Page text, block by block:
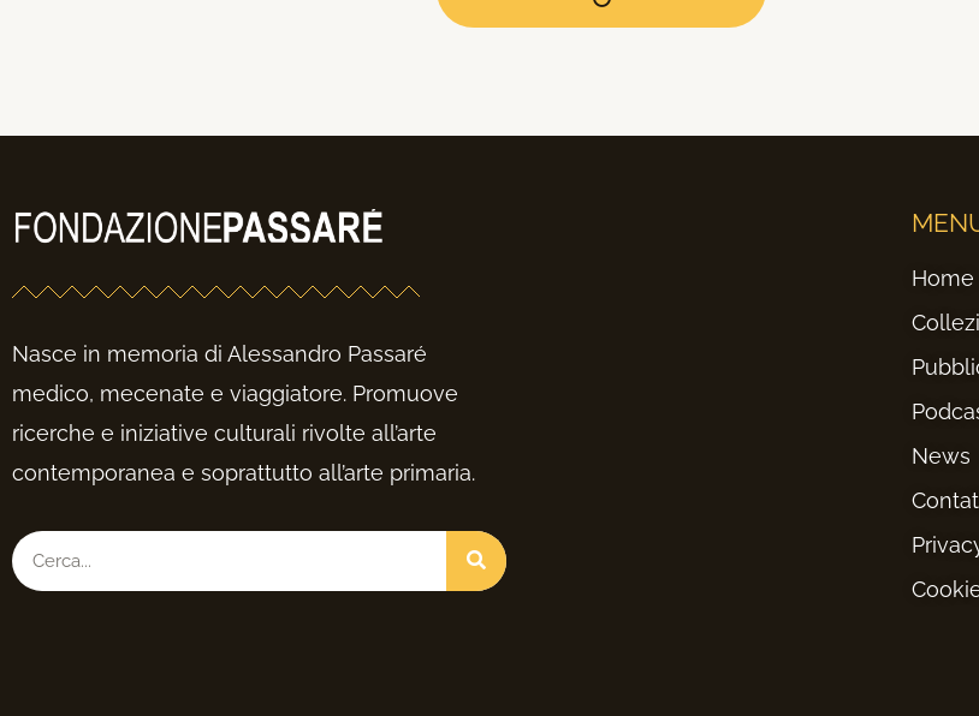
Nasce in memoria di Alessandro Passaré
medico, mecenate e viaggiatore. Promuove
ricerche e iniziative culturali rivolte all’arte
contemporanea e soprattutto all’arte primaria.
Cerca
Home
News